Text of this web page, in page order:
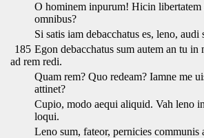
O hominem inpurum! Hicin libertatem
omnibus?
Si satis iam debacchatus es, leno, audi
185 Egon debacchatus sum autem an tu in
ad rem redi.
Quam rem? Quo redeam? Iamne me
attinet?
Cupio, modo aequi aliquid. Vah leno
loqui.
Leno sum, fateor, pernicies communis